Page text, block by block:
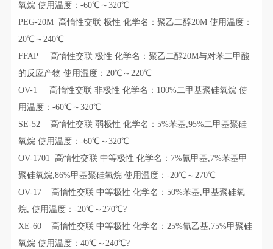
氧烷 使用温度：-60℃～320℃
PEG-20M 高惰性交联 极性 化学名：聚乙二醇20M 使用温度：
20℃～240℃
FFAP 高惰性交联 极性 化学名：聚乙二醇20M与对苯二甲酸
的反应产物 使用温度：20℃～220℃
OV-1 高惰性交联 非极性 化学名：100%二甲基聚硅氧烷 使
用温度：-60℃～320℃
SE-52 高惰性交联 弱极性 化学名：5%苯基,95%二甲基聚硅
氧烷 使用温度：-60℃～320℃
OV-1701 高惰性交联 中等极性 化学名：7%氰甲基,7%苯基甲
聚硅氧烷,86%甲基聚硅氧烷 使用温度：-20℃～270℃
OV-17 高惰性交联 中等极性 化学名：50%苯基,甲基聚硅氧
烷, 使用温度：-20℃～270℃?
XE-60 高惰性交联 中等极性 化学名：25%氰乙基,75%甲聚硅
氧烷 使用温度：40℃～240℃?